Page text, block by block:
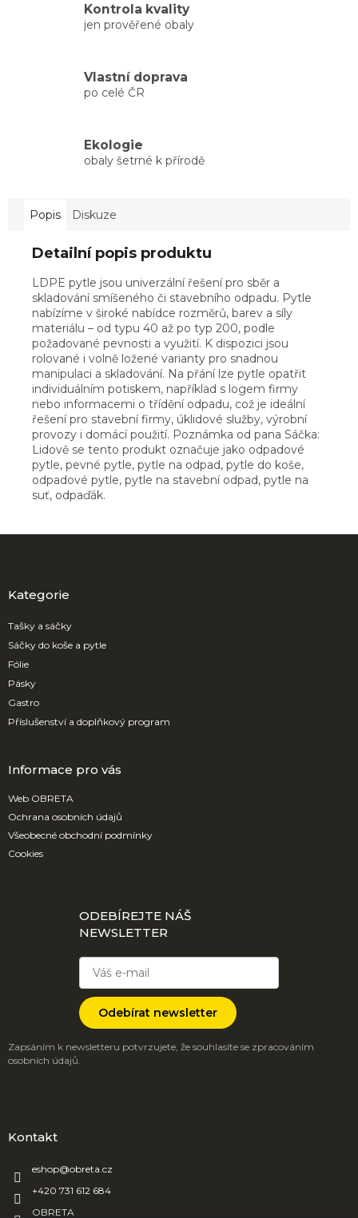
Kontrola kvality
jen prověřené obaly
Vlastní doprava
po celé ČR
Ekologie
obaly šetrné k přírodě
Popis Diskuze
Detailní popis produktu
LDPE pytle jsou univerzální řešení pro sběr a
skladování smíšeného či stavebního odpadu. Pytle
nabízíme v široké nabídce rozměrů, barev a síly
materiálu – od typu 40 až po typ 200, podle
požadované pevnosti a využití. K dispozici jsou
rolované i volně ložené varianty pro snadnou
manipulaci a skladování. Na přání lze pytle opatřit
individuálním potiskem, například s logem firmy
nebo informacemi o třídění odpadu, což je ideální
řešení pro stavební firmy, úklidové služby, výrobní
provozy i domácí použití. Poznámka od pana Sáčka:
Lidově se tento produkt označuje jako odpadové
pytle, pevné pytle, pytle na odpad, pytle do koše,
odpadové pytle, pytle na stavební odpad, pytle na
suť, odpaďák.
aKategorie
Tašky a sáčky
Sáčky do koše a pytle
Fólie
Pásky
Gastro
Příslušenství a doplňkový program
Informace pro vás
Web OBRETA
Ochrana osobních údajů
Všeobecné obchodní podmínky
Cookies
ODEBÍREJTE NÁŠ
NEWSLETTER
Odebírat newsletter
Zapsáním k newsletteru potvrzujete, že souhlasíte se zpracováním
osobních údajů.
Kontakt
eshop@obreta.cz
+420 731 612 684
OBRETA